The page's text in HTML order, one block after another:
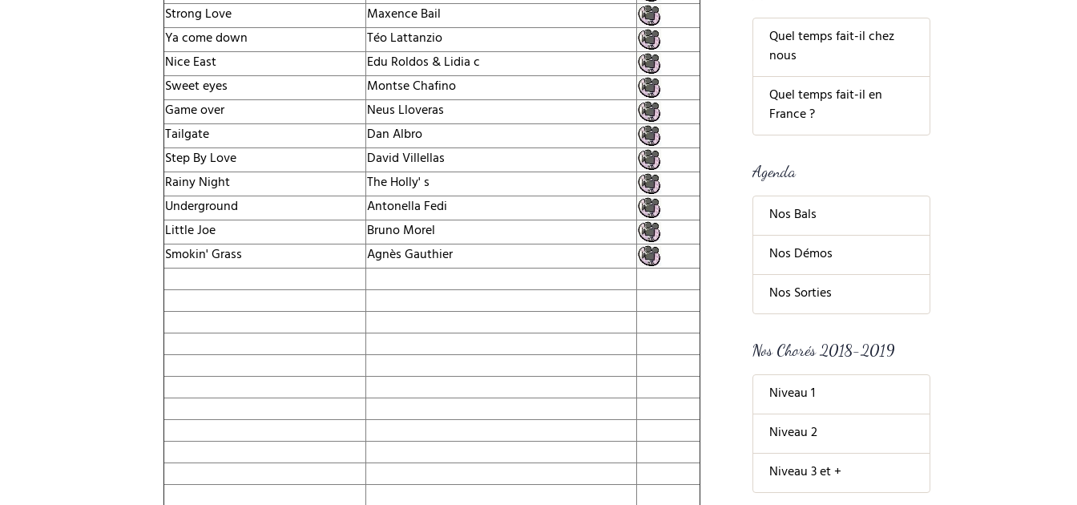
Strong Love
Maxence Bail
Ya come down
Téo Lattanzio
Nice East
Edu Roldos & Lidia c
Sweet eyes
Montse Chafino
Game over
Neus Lloveras
Tailgate
Dan Albro
Step By Love
David Villellas
Rainy Night
The Holly' s
Underground
Antonella Fedi
Little Joe
Bruno Morel
Smokin' Grass
Agnès Gauthier
Quel temps fait-il chez
nous
Quel temps fait-il en
France ?
Agenda
Nos Bals
Nos Démos
Nos Sorties
Nos Chorés 2018-2019
Niveau 1
Niveau 2
Niveau 3 et +